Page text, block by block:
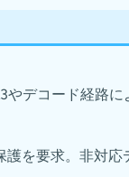
デコード経路に
護を要求。非対